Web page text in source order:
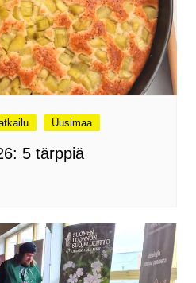
Uusimaa
5 tärppiä